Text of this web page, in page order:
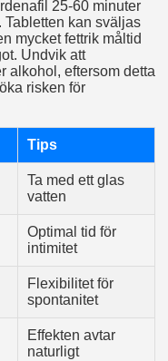
25-60 minuter
kan sväljas
mycket fettrik måltid
Undvik att
alkohol, eftersom detta
risken för
Tips
Ta med ett glas
vatten
Optimal tid för
intimitet
Flexibilitet för
spontanitet
Effekten avtar
naturligt